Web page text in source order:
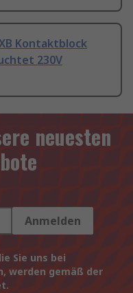
Kontaktblock
230V
neuesten
Anmelden
Sie uns bei
werden gemäß der